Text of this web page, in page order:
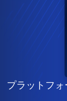
プラットフ